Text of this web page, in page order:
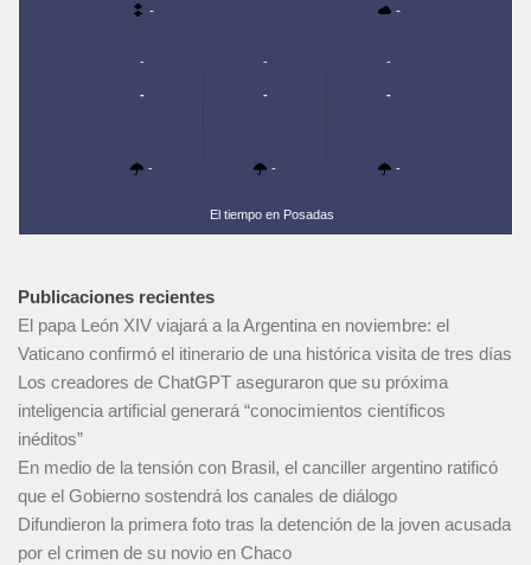
- -
-
-
-
-
-
-
-
-
-
El tiempo en Posadas
Publicaciones recientes
El papa León XIV viajará a la Argentina en noviembre: el
Vaticano confirmó el itinerario de una histórica visita de tres días
Los creadores de ChatGPT aseguraron que su próxima
inteligencia artificial generará “conocimientos científicos
inéditos”
En medio de la tensión con Brasil, el canciller argentino ratificó
que el Gobierno sostendrá los canales de diálogo
Difundieron la primera foto tras la detención de la joven acusada
por el crimen de su novio en Chaco